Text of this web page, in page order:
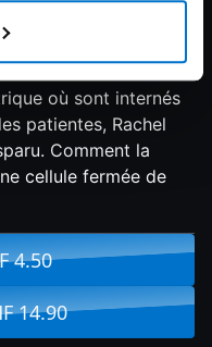
et son coéquipier
sur l'île de Shutter
où sont internés
patientes, Rachel
Comment la
cellule fermée de
4.50
14.90